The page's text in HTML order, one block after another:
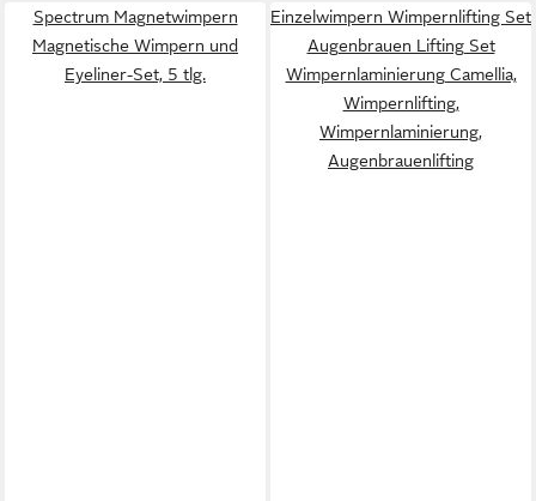
Spectrum Magnetwimpern
Magnetische Wimpern und
Eyeliner-Set, 5 tlg.
Einzelwimpern Wimpernlifting Set
Augenbrauen Lifting Set
Wimpernlaminierung Camellia,
Wimpernlifting,
Wimpernlaminierung,
Augenbrauenlifting